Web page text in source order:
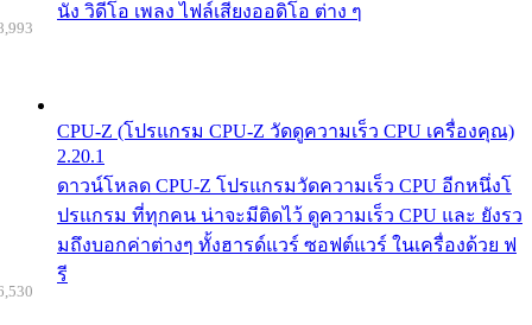
นัง วิดีโอ เพลง ไฟล์เสียงออดิโอ ต่าง ๆ
CPU-Z (โปรแกรม CPU-Z วัดดูความเร็ว CPU เครื่องคุณ)
2.20.1
ดาวน์โหลด CPU-Z โปรแกรมวัดความเร็ว CPU อีกหนึ่งโ
ปรแกรม ที่ทุกคน น่าจะมีติดไว้ ดูความเร็ว CPU และ ยังรว
มถึงบอกค่าต่างๆ ทั้งฮารด์แวร์ ซอฟต์แวร์ ในเครื่องด้วย ฟ
รี